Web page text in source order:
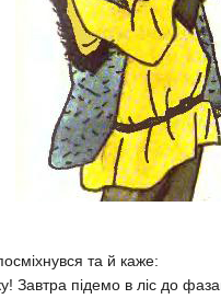
та й каже:
підемо в ліс до